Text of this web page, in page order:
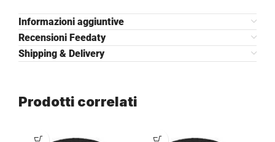
Informazioni aggiuntive
Recensioni Feedaty
Shipping & Delivery
Prodotti correlati